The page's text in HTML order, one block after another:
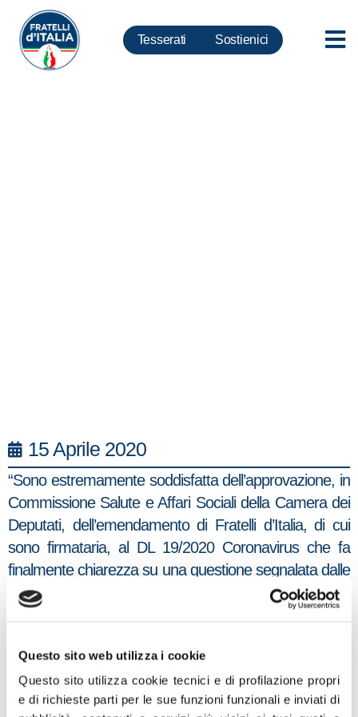
Questo sito web utilizza i cookie
Questo sito utilizza cookie tecnici e di profilazione propri
e di richieste parti per le sue funzioni funzionali e inviati di
Tesserati Sostienici
15 Aprile 2020
“Sono estremamente soddisfatta dell’approvazione, in
Commissione Salute e Affari Sociali della Camera dei
Deputati, dell’emendamento di Fratelli d’Italia, di cui
sono firmataria, al DL 19/2020 Coronavirus che fa
finalmente chiarezza su una questione segnalata dalle
famiglie di disabili e con disturbi dello spettro autistico
e consente con una netta previsione legislativa le
disabilità intellettiva, sensoriale, motoria, con disturbi
dello spettro autistico e problematiche psichiatriche e
comportamentali.